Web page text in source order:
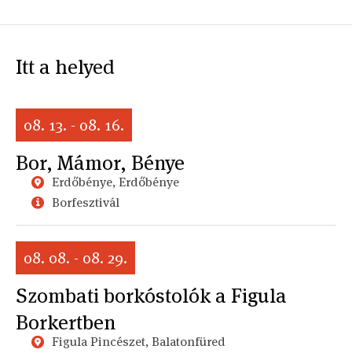
Itt a helyed
08. 13. - 08. 16.
Bor, Mámor, Bénye
Erdőbénye, Erdőbénye
Borfesztivál
08. 08. - 08. 29.
Szombati borkóstolók a Figula
Borkertben
Figula Pincészet, Balatonfüred